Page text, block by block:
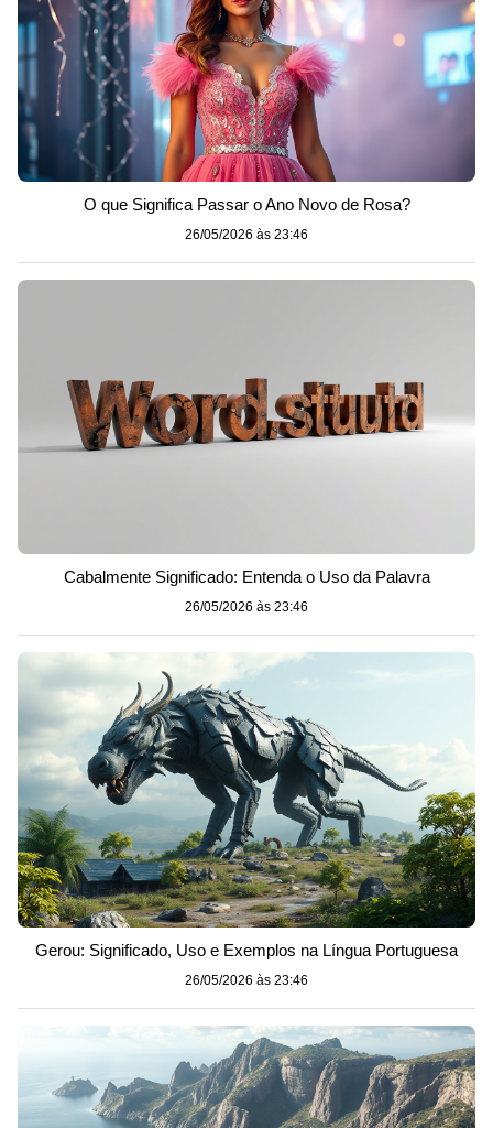
O que Significa Passar o Ano Novo de Rosa?
26/05/2026 às 23:46
Cabalmente Significado: Entenda o Uso da Palavra
26/05/2026 às 23:46
Gerou: Significado, Uso e Exemplos na Língua Portuguesa
26/05/2026 às 23:46